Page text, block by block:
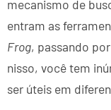
mecanismo de
entram as
Frog, passando
nisso, você tem
ser úteis em